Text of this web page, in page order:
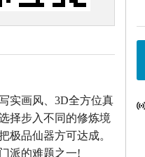
实画风、3D全方位真
择步入不同的修炼境
极品仙器方可达成。
派的难题之一!